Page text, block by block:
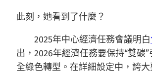
此刻，她看到了什麼？
2025年中心經濟任務會議明白
出，2026年經濟任務要保持“雙碳
全綠色轉型。在詳細設定中，誇